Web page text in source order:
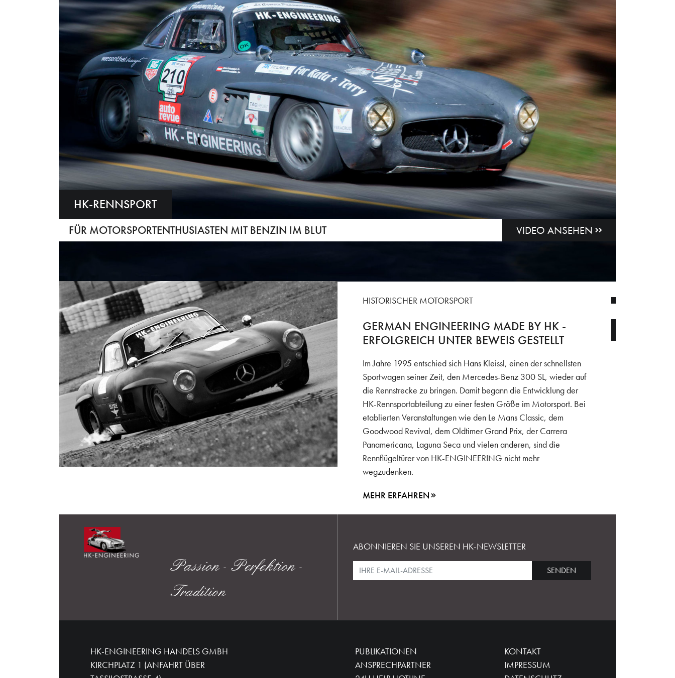
HK-RENNSPORT
FÜR MOTORSPORTENTHUSIASTEN MIT BENZIN IM BLUT VIDEO ANSEHEN
HISTORISCHER MOTORSPORT
GERMAN ENGINEERING MADE BY HK -
ERFOLGREICH UNTER BEWEIS GESTELLT
Im Jahre 1995 entschied sich Hans Kleissl, einen der schnellsten
Sportwagen seiner Zeit, den Mercedes-Benz 300 SL, wieder auf
die Rennstrecke zu bringen. Damit begann die Entwicklung der
HK-Rennsportabteilung zu einer festen Größe im Motorsport. Bei
etablierten Veranstaltungen wie den Le Mans Classic, dem
Goodwood Revival, dem Oldtimer Grand Prix, der Carrera
Panamericana, Laguna Seca und vielen anderen, sind die
Rennflügeltürer von HK-ENGINEERING nicht mehr
wegzudenken.
MEHR ERFAHREN
Passion - Perfektion -
Tradition
ABONNIEREN SIE UNSEREN HK-NEWSLETTER
SENDEN
HK-ENGINEERING HANDELS GMBH
KIRCHPLATZ 1 (ANFAHRT ÜBER
PUBLIKATIONEN
ANSPRECHPARTNER
KONTAKT
IMPRESSUM